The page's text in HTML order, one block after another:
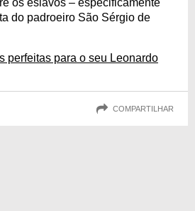
os eslavos – especificamente
do padroeiro São Sérgio de
perfeitas para o seu Leonardo
COMPARTILHAR